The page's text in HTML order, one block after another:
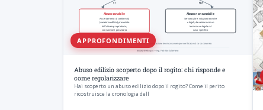
APPROFONDIMENTI
Abuso edilizio scoperto dopo il rogito: chi risponde e
come regolarizzare
Hai scoperto un abuso edilizio dopo il rogito? Come il perito
ricostruisce la cronologia dell